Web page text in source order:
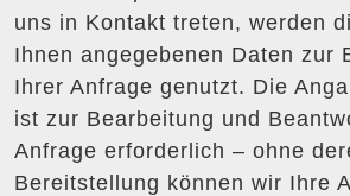
uns in Kontakt treten, werden
Ihnen angegebenen Daten zur
Ihrer Anfrage genutzt. Die
ist zur Bearbeitung und
Anfrage erforderlich – ohne
Bereitstellung können wir Ihre